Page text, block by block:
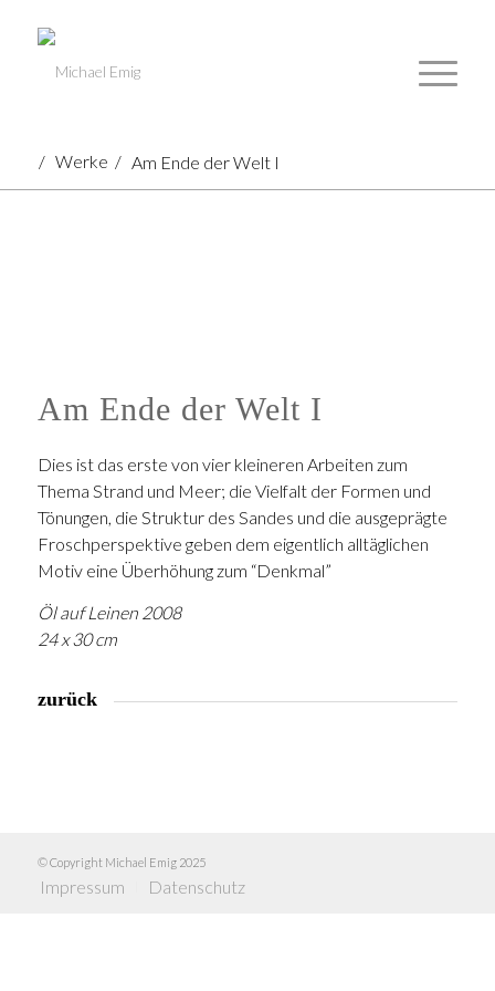
/ Werke / Am Ende der Welt I
Am Ende der Welt I
Dies ist das erste von vier kleineren Arbeiten zum
Thema Strand und Meer; die Vielfalt der Formen und
Tönungen, die Struktur des Sandes und die ausgeprägte
Froschperspektive geben dem eigentlich alltäglichen
Motiv eine Überhöhung zum “Denkmal”
Öl auf Leinen 2008
24 x 30 cm
zurück
© Copyright Michael Emig 2025
Impressum Datenschutz